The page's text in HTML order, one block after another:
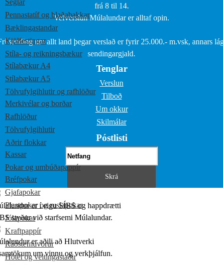
Seglar
Pennastatíf og blaðabakkar
Bæklingastandar
Kjölfestingar
Stíla- og reikningsbækur
Stílabækur A4
Stílabækur A5
Tölvufylgihlutir og rafhlöður
Merkivélar og borðar
Rafhlöður
Tölvufylgihlutir
Aðrir flokkar
Kassar
Pokar og umbúðapappír
Bréfpokar
Gjafapokar
Plastpokar og ruslapokar
Jólapokar
Kraftpappír
Ráðstefnuvörur
Hótel og veitingastaðir
frá 8 til 14.
Vefverslun Múlalundar er alltaf opin.
sending um allt land þegar verslað er fyrir 25.000.- m.vsk, annars
sendingargjald.
Tenglar
Verslun
Tilboð
Um okkur
Skilmálar
Póstlisti
er í eigu SÍBS og happdrætti
styður við starfsemi Múlalundar.
er aðili að Hlutverki
um vinnu og verkþjálfun.